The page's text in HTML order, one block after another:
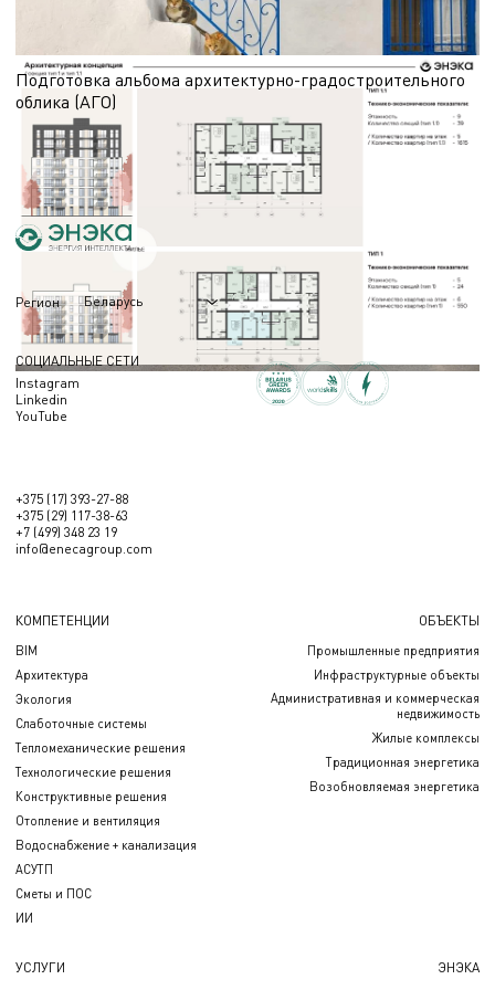
Подготовка альбома архитектурно-градостроительного
облика (АГО)
Этап АГО (АГР) предшествует разработке проектной документации и требует
подготовки обоснованных визуальных материалов. В статье — о составе
работ и назначении альбома.
06.05.2026
Регион Беларусь
СОЦИАЛЬНЫЕ СЕТИ
Instagram
Linkedin
YouTube
+375 (17) 393-27-88
+375 (29) 117-38-63
+7 (499) 348 23 19
info@enecagroup.com
КОМПЕТЕНЦИИ
BIM
Архитектура
Экология
Слаботочные системы
Тепломеханические решения
Технологические решения
Конструктивные решения
Отопление и вентиляция
Водоснабжение + канализация
АСУТП
Сметы и ПОС
ИИ
ОБЪЕКТЫ
Промышленные предприятия
Инфраструктурные объекты
Административная и коммерческая
недвижимость
Жилые комплексы
Традиционная энергетика
Возобновляемая энергетика
УСЛУГИ ЭНЭКА